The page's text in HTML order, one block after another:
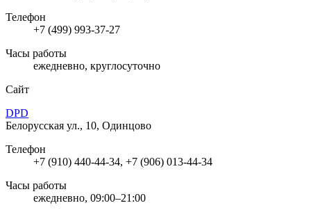
Телефон
+7 (499) 993-37-27
Часы работы
ежедневно, круглосуточно
Сайт
DPD
Белорусская ул., 10, Одинцово
Телефон
+7 (910) 440-44-34, +7 (906) 013-44-34
Часы работы
ежедневно, 09:00–21:00